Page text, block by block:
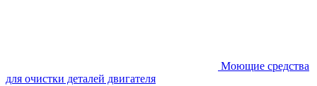
Моющие средства
для очистки деталей двигателя